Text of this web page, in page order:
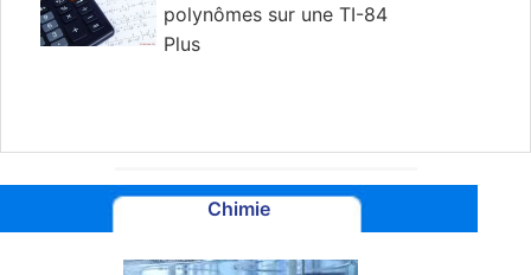
polynômes sur une TI-84
Plus
Chimie